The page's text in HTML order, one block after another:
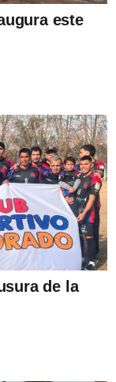
este
de la